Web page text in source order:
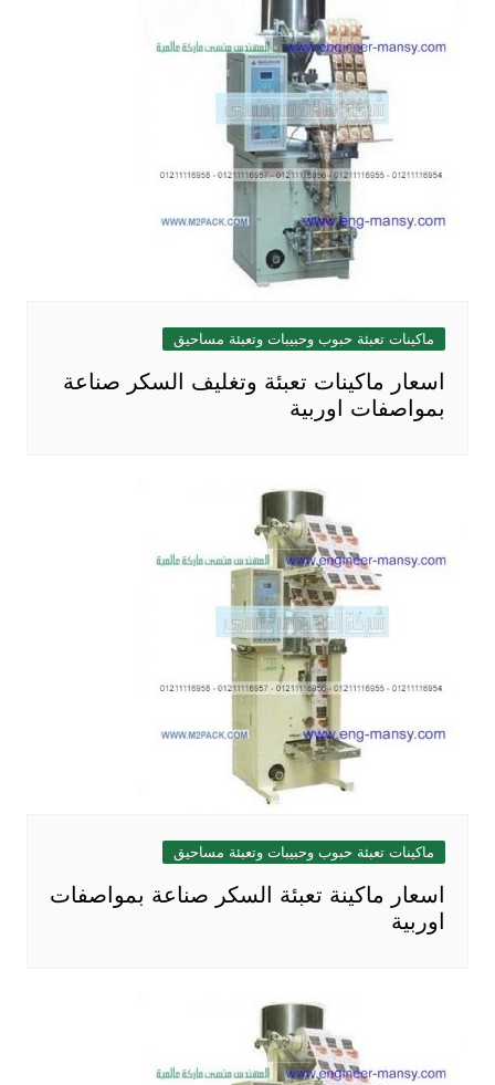
ماكينات تعبئة حبوب وحبيبات وتعبئة مساحيق
اسعار ماكينات تعبئة وتغليف السكر صناعة
بمواصفات اوربية
ماكينات تعبئة حبوب وحبيبات وتعبئة مساحيق
اسعار ماكينة تعبئة السكر صناعة بمواصفات
اوربية